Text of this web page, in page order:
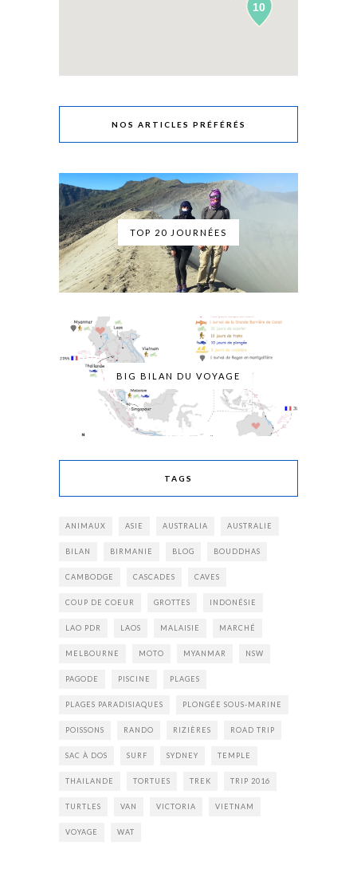
10
NOS ARTICLES PRÉFÉRÉS
TOP 20 JOURNÉES
BIG BILAN DU VOYAGE
TAGS
ANIMAUX ASIE AUSTRALIA AUSTRALIE
BILAN BIRMANIE BLOG BOUDDHAS
CAMBODGE CASCADES CAVES
COUP DE COEUR GROTTES INDONÉSIE
LAO PDR LAOS MALAISIE MARCHÉ
MELBOURNE MOTO MYANMAR NSW
PAGODE PISCINE PLAGES
PLAGES PARADISIAQUES PLONGÉE SOUS-MARINE
POISSONS RANDO RIZIÈRES ROAD TRIP
SAC À DOS SURF SYDNEY TEMPLE
THAILANDE TORTUES TREK TRIP 2016
TURTLES VAN VICTORIA VIETNAM
VOYAGE WAT